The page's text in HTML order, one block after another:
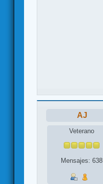
AJ
Veterano
Mensajes: 638